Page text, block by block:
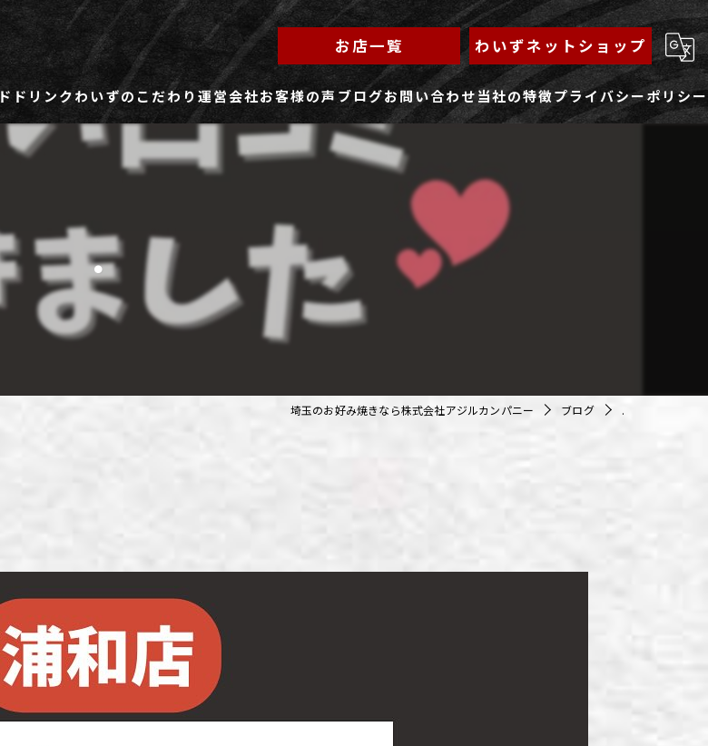
お店一覧 わいずネットショップ
ジ
ドリンクわいずのこだわり運営会社お客様の声 ブログお問い合わせ
求人フォーム
当社の特徴
ランチ
焼きそば
プライバシーポリシー
.
埼玉のお好み焼きなら株式会社アジルカンパニー ブログ .